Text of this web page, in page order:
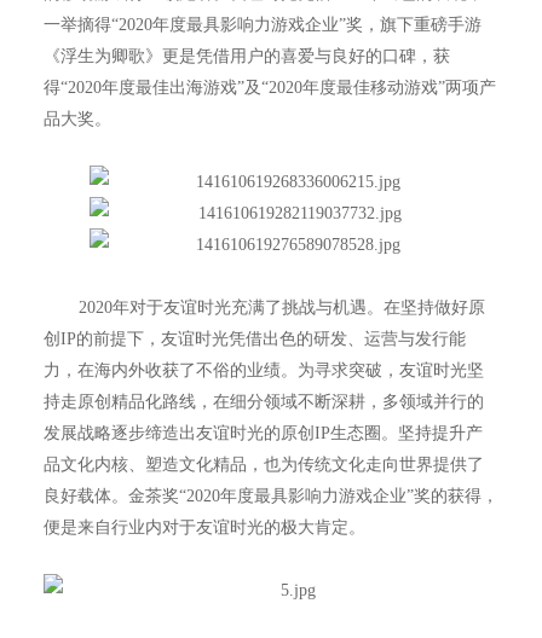
一举摘得“2020年度最具影响力游戏企业”奖，旗下重磅手游
《浮生为卿歌》更是凭借用户的喜爱与良好的口碑，获
得“2020年度最佳出海游戏”及“2020年度最佳移动游戏”两项产
品大奖。
2020年对于友谊时光充满了挑战与机遇。在坚持做好原
创IP的前提下，友谊时光凭借出色的研发、运营与发行能
力，在海内外收获了不俗的业绩。为寻求突破，友谊时光坚
持走原创精品化路线，在细分领域不断深耕，多领域并行的
发展战略逐步缔造出友谊时光的原创IP生态圈。坚持提升产
品文化内核、塑造文化精品，也为传统文化走向世界提供了
良好载体。金茶奖“2020年度最具影响力游戏企业”奖的获得，
便是来自行业内对于友谊时光的极大肯定。